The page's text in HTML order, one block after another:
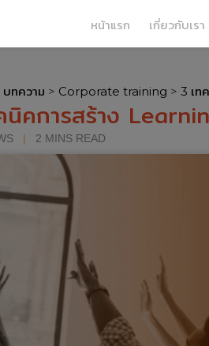
หน้าแรก เกี่ยวกับเรา
บทความ > Corporate training > 3 เท
นิคการสร้าง
| 2 MINS READ